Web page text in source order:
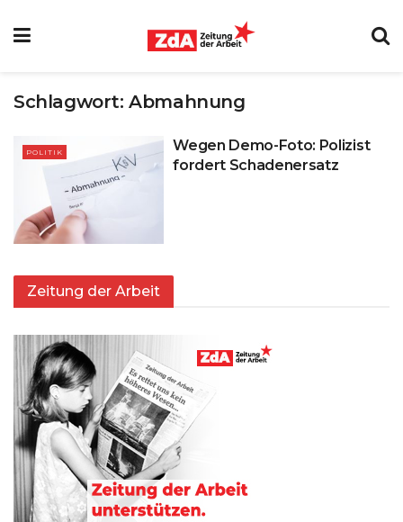
Schlagwort:Abmahnung
POLITIK
Wegen Demo-Foto: Polizist
fordert Schadenersatz
Zeitung der Arbeit